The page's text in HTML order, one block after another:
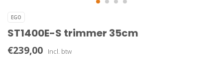
EGO
ST1400E-S trimmer 35cm
€239,00 Incl. btw